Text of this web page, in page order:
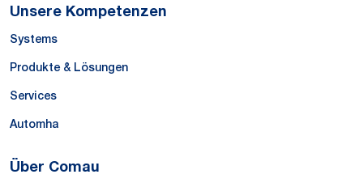
Unsere Kompetenzen
Systems
Produkte & Lösungen
Services
Automha
Über Comau